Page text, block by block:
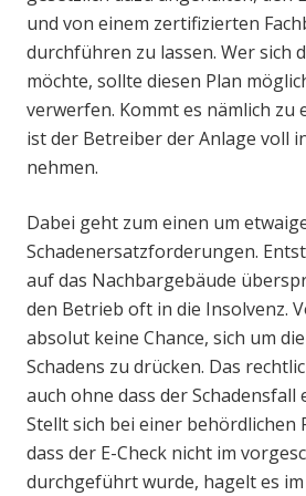
und von einem zertifizierten
durchführen zu lassen. Wer sich
möchte, sollte diesen Plan
verwerfen. Kommt es nämlich zu
ist der Betreiber der Anlage voll
nehmen.
Dabei geht zum einen um
Schadenersatzforderungen.
auf das Nachbargebäude
den Betrieb oft in die Insolvenz.
absolut keine Chance, sich um
Schadens zu drücken. Das
auch ohne dass der
Stellt sich bei einer behördlichen
dass der E-Check nicht im
durchgeführt wurde, hagelt es im